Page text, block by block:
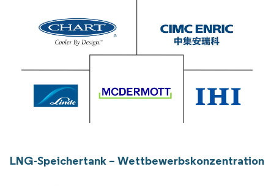
LNG-Speichertank – Wettbewerbskonzentration